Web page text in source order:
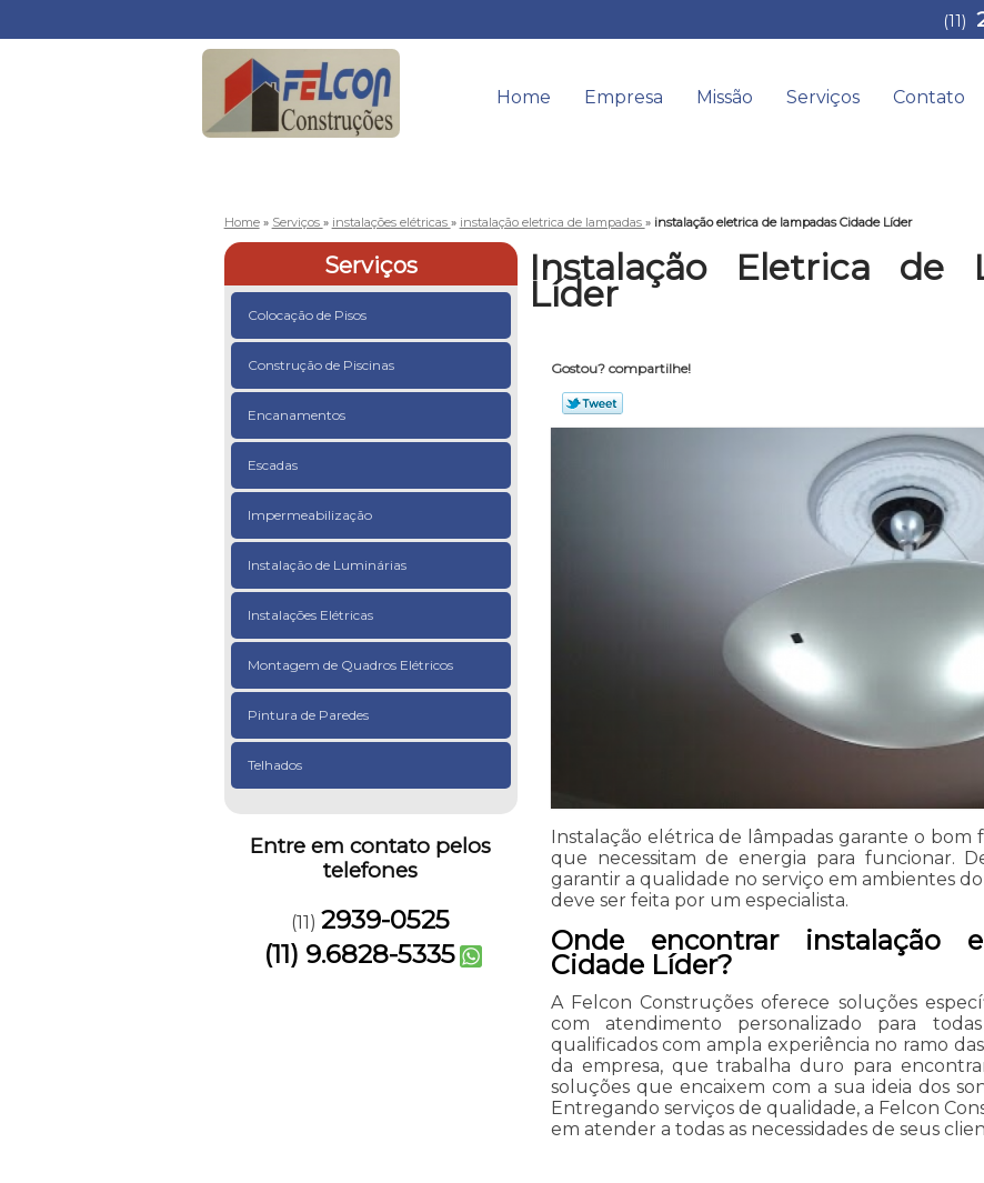
Home Empresa Missão Serviços Contato
(11)
Home » Serviços » instalações elétricas » instalação eletrica de lampadas » instalação eletrica de lampadas Cidade Líder
Serviços
Colocação de Pisos
Construção de Piscinas
Encanamentos
Escadas
Impermeabilização
Instalação de Luminárias
Instalações Elétricas
Montagem de Quadros Elétricos
Pintura de Paredes
Telhados
Entre em contato pelos
telefones
(11) 2939-0525
(11) 9.6828-5335
Instalação Eletrica de
Líder
Gostou? compartilhe!
Instalação elétrica de lâmpadas garante o
que necessitam de energia para funcionar.
garantir a qualidade no serviço em ambientes
deve ser feita por um especialista.
Onde encontrar instalação
Cidade Líder?
A Felcon Construções oferece soluções
com atendimento personalizado para
qualificados com ampla experiência no ramo
da empresa, que trabalha duro para
soluções que encaixem com a sua ideia dos
Entregando serviços de qualidade, a Felcon
em atender a todas as necessidades de seus